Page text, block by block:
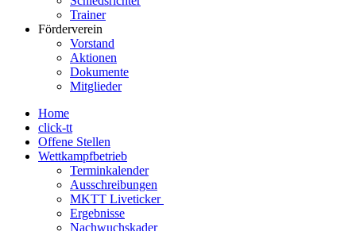
Trainer
Förderverein
Vorstand
Aktionen
Dokumente
Mitglieder
Home
click-tt
Offene Stellen
Wettkampfbetrieb
Terminkalender
Ausschreibungen
MKTT Liveticker
Ergebnisse
Nachwuchskader